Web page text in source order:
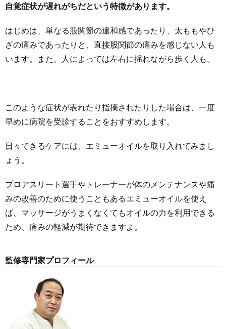
自覚症状が遅れがちだという特徴があります。
はじめは、単なる股関節の違和感であったり、太ももやひ
ざの痛みであったりと、直接股関節の痛みを感じない人も
います。また、人によっては左右に揺れながら歩く人も。
このような症状が表れたり指摘されたりした場合は、一度
早めに病院を受診することをおすすめします。
日々できるケアには、エミューオイルを取り入れてみまし
ょう。
プロアスリート選手やトレーナーが体のメンテナンスや痛
みの改善のために使うこともあるエミューオイルを使え
ば、マッサージがうまくなくてもオイルの力を利用できる
ため、痛みの軽減が期待できますよ。
監修専門家プロフィール